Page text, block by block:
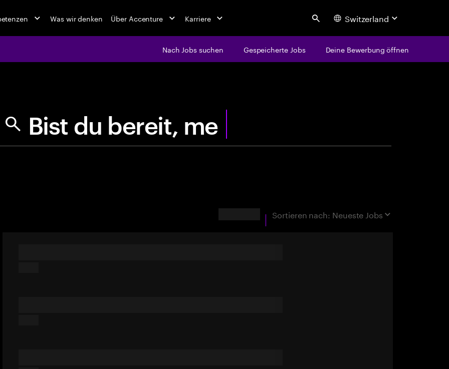
Was wir denken Über Accenture Karriere Search Switzerland
Nach Jobs suchen Gespeicherte Jobs Deine Bewerbung öffnen
Bistdube
Sortieren nach: Neueste Jobs